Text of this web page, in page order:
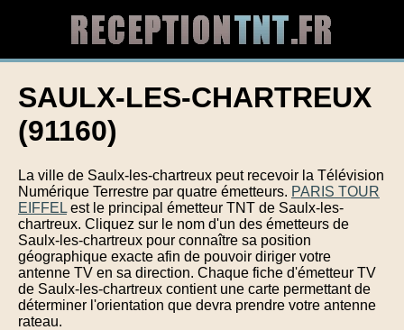
SAULX-LES-CHARTREUX
(91160)
La ville de Saulx-les-chartreux peut recevoir la Télévision
Numérique Terrestre par quatre émetteurs. PARIS TOUR
EIFFEL est le principal émetteur TNT de Saulx-les-
chartreux. Cliquez sur le nom d'un des émetteurs de
Saulx-les-chartreux pour connaître sa position
géographique exacte afin de pouvoir diriger votre
antenne TV en sa direction. Chaque fiche d'émetteur TV
de Saulx-les-chartreux contient une carte permettant de
déterminer l'orientation que devra prendre votre antenne
rateau.